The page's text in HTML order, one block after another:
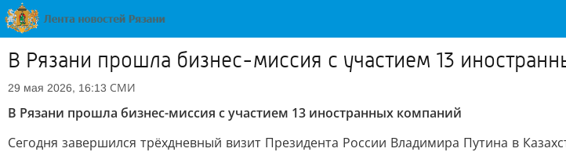
В Рязани прошла бизнес-миссия с участием 13
29 мая 2026, 16:13 СМИ
В Рязани прошла бизнес-миссия с участием 13 иностранных компаний
Сегодня завершился трёхдневный визит Президента России Владимира Путина в